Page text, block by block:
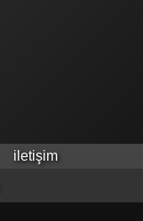
iletişim